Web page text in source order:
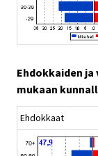
Ehdokkaiden
mukaan
Ehdokkaat